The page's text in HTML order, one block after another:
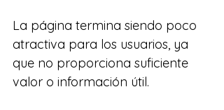
La página termina siendo poco
atractiva para los usuarios, ya
que no proporciona suficiente
valor o información útil.